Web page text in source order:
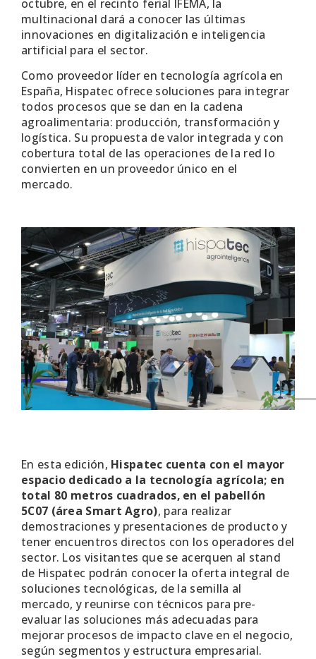
octubre, en el recinto ferial IFEMA, la
multinacional dará a conocer las últimas
innovaciones en digitalización e inteligencia
artificial para el sector.
Como proveedor líder en tecnología agrícola en
España, Hispatec ofrece soluciones para integrar
todos procesos que se dan en la cadena
agroalimentaria: producción, transformación y
logística. Su propuesta de valor integrada y con
cobertura total de las operaciones de la red lo
convierten en un proveedor único en el
mercado.
En esta edición, Hispatec cuenta con el mayor
espacio dedicado a la tecnología agrícola; en
total 80 metros cuadrados, en el pabellón
5C07 (área Smart Agro), para realizar
demostraciones y presentaciones de producto y
tener encuentros directos con los operadores del
sector. Los visitantes que se acerquen al stand
de Hispatec podrán conocer la oferta integral de
soluciones tecnológicas, de la semilla al
mercado, y reunirse con técnicos para pre-
evaluar las soluciones más adecuadas para
mejorar procesos de impacto clave en el negocio,
según segmentos y estructura empresarial.